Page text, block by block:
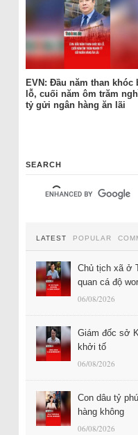
EVN: Đầu năm than khóc
lỗ, cuối năm ôm trăm
tỷ gửi ngân hàng ăn lãi
SEARCH
LATEST POPULAR
Chủ tịch xã ở
quan cá độ
06/08/2026
Giám đốc sở
khởi tố
06/08/2026
Con dâu tỷ
hàng không
06/08/2026